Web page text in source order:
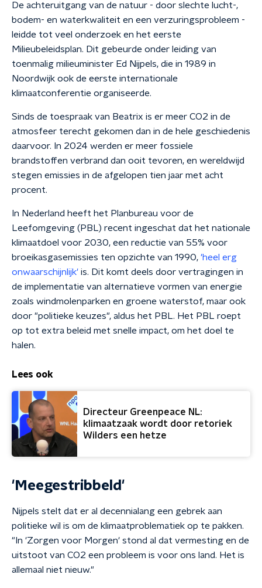
De achteruitgang van de natuur - door slechte lucht-,
bodem- en waterkwaliteit en een verzuringsprobleem -
leidde tot veel onderzoek en het eerste
Milieubeleidsplan. Dit gebeurde onder leiding van
toenmalig milieuminister Ed Nijpels, die in 1989 in
Noordwijk ook de eerste internationale
klimaatconferentie organiseerde.
Sinds de toespraak van Beatrix is er meer CO2 in de
atmosfeer terecht gekomen dan in de hele geschiedenis
daarvoor. In 2024 werden er meer fossiele
brandstoffen verbrand dan ooit tevoren, en wereldwijd
stegen emissies in de afgelopen tien jaar met acht
procent.
In Nederland heeft het Planbureau voor de
Leefomgeving (PBL) recent ingeschat dat het nationale
klimaatdoel voor 2030, een reductie van 55% voor
broeikasgasemissies ten opzichte van 1990, 'heel erg
onwaarschijnlijk' is. Dit komt deels door vertragingen in
de implementatie van alternatieve vormen van energie
zoals windmolenparken en groene waterstof, maar ook
door "politieke keuzes", aldus het PBL. Het PBL roept
op tot extra beleid met snelle impact, om het doel te
halen.
Lees ook
Directeur Greenpeace NL:
klimaatzaak wordt door retoriek
Wilders een hetze
'Meegestribbeld'
Nijpels stelt dat er al decennialang een gebrek aan
politieke wil is om de klimaatproblematiek op te pakken.
"In 'Zorgen voor Morgen' stond al dat vermesting en de
uitstoot van CO2 een probleem is voor ons land. Het is
allemaal niet nieuw."